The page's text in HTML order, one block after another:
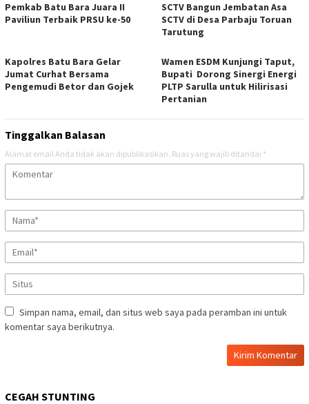
Pemkab Batu Bara Juara II
Paviliun Terbaik PRSU ke-50
SCTV Bangun Jembatan Asa
SCTV di Desa Parbaju Toruan
Tarutung
Kapolres Batu Bara Gelar
Jumat Curhat Bersama
Pengemudi Betor dan Gojek
Wamen ESDM Kunjungi Taput,
Bupati Dorong Sinergi Energi
PLTP Sarulla untuk Hilirisasi
Pertanian
Tinggalkan Balasan
Alamat email Anda tidak akan dipublikasikan. Ruas yang wajib ditandai *
Simpan nama, email, dan situs web saya pada peramban ini untuk
komentar saya berikutnya.
CEGAH STUNTING